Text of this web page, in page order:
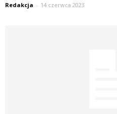
Redakcja - 14 czerwca 2023